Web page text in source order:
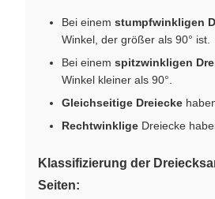
Bei einem stumpfwinkligen
Winkel, der größer als 90° ist.
Bei einem spitzwinkligen
Winkel kleiner als 90°.
Gleichseitige Dreiecke
Rechtwinklige Dreiecke
Klassifizierung der
Seiten: